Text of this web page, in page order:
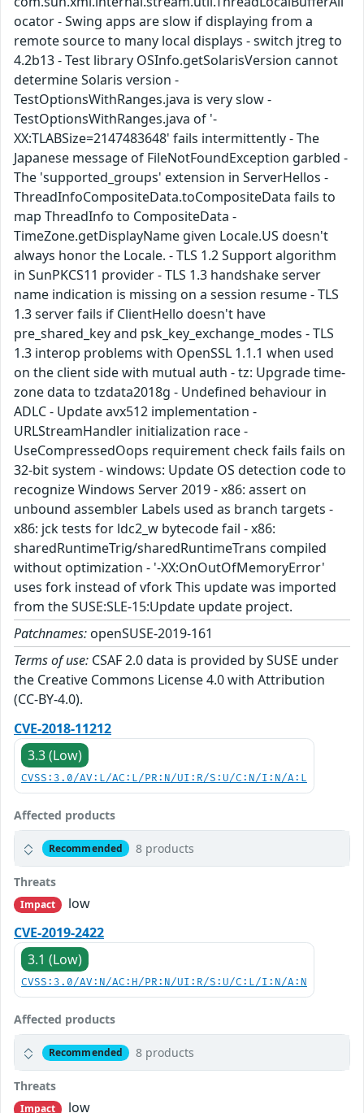
ocator - Swing apps are slow if displaying from a
remote source to many local displays - switch jtreg to
4.2b13 - Test library OSInfo.getSolarisVersion cannot
determine Solaris version -
TestOptionsWithRanges.java is very slow -
TestOptionsWithRanges.java of '-
XX:TLABSize=2147483648' fails intermittently - The
Japanese message of FileNotFoundException garbled -
The 'supported_groups' extension in ServerHellos -
ThreadInfoCompositeData.toCompositeData fails to
map ThreadInfo to CompositeData -
TimeZone.getDisplayName given Locale.US doesn't
always honor the Locale. - TLS 1.2 Support algorithm
in SunPKCS11 provider - TLS 1.3 handshake server
name indication is missing on a session resume - TLS
1.3 server fails if ClientHello doesn't have
pre_shared_key and psk_key_exchange_modes - TLS
1.3 interop problems with OpenSSL 1.1.1 when used
on the client side with mutual auth - tz: Upgrade time-
zone data to tzdata2018g - Undefined behaviour in
ADLC - Update avx512 implementation -
URLStreamHandler initialization race -
UseCompressedOops requirement check fails fails on
32-bit system - windows: Update OS detection code to
recognize Windows Server 2019 - x86: assert on
unbound assembler Labels used as branch targets -
x86: jck tests for ldc2_w bytecode fail - x86:
sharedRuntimeTrig/sharedRuntimeTrans compiled
without optimization - '-XX:OnOutOfMemoryError'
uses fork instead of vfork This update was imported
from the SUSE:SLE-15:Update update project.
Patchnames: openSUSE-2019-161
Terms of use: CSAF 2.0 data is provided by SUSE under
the Creative Commons License 4.0 with Attribution
(CC-BY-4.0).
CVE-2018-11212
3.3 (Low)
CVSS:3.0/AV:L/AC:L/PR:N/UI:R/S:U/C:N/I:N/A:L
Affected products
Recommended 8 products
Threats
Impact
low
CVE-2019-2422
3.1 (Low)
CVSS:3.0/AV:N/AC:H/PR:N/UI:R/S:U/C:L/I:N/A:N
Affected products
Recommended 8 products
Threats
Impact low